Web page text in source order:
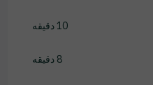
10 دقیقه
8 دقیقه